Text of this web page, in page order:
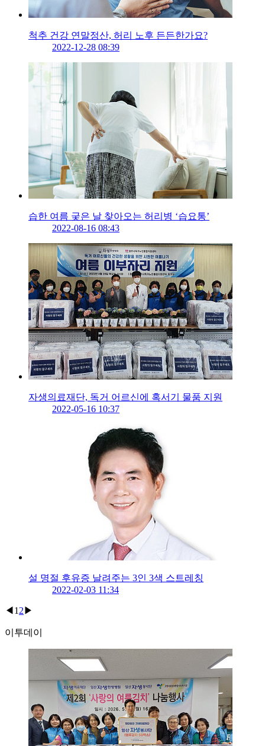
척추 건강 연말정산, 허리 노후 든든한가요?
2022-12-28 08:39
습한 여름 궂은 날 찾아오는 허리병 ‘습요통’
2022-08-16 08:43
자생의료재단, 독거 어르신에 혹서기 물품 지원
2022-05-16 10:37
설 명절 후유증 날려주는 3인 3색 스트레칭
2022-02-03 11:34
◀ 1 2 ▶
이투데이